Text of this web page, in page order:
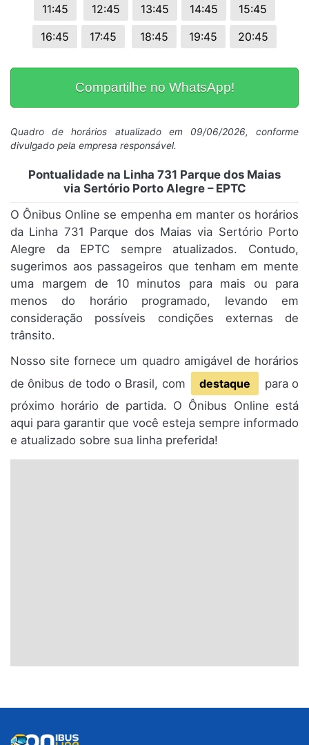
11:45
12:45 13:45 14:45
15:45
16:45
17:45 18:45 19:45 20:45
Compartilhe no WhatsApp!
Quadro de horários atualizado em 09/06/2026, conforme
divulgado pela empresa responsável.
Pontualidade na Linha 731 Parque dos Maias
via Sertório Porto Alegre – EPTC
O Ônibus Online se empenha em manter os horários
da Linha 731 Parque dos Maias via Sertório Porto
Alegre da EPTC sempre atualizados. Contudo,
sugerimos aos passageiros que tenham em mente
uma margem de 10 minutos para mais ou para
menos do horário programado, levando em
consideração possíveis condições externas de
trânsito.
Nosso site fornece um quadro amigável de horários
de ônibus de todo o Brasil, com
destaque
para o
próximo horário de partida. O Ônibus Online está
aqui para garantir que você esteja sempre informado
e atualizado sobre sua linha preferida!